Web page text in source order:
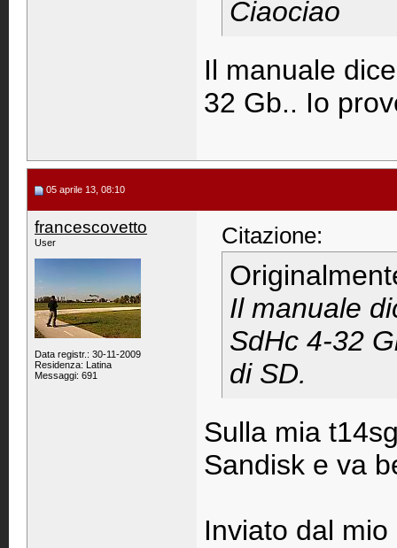
Ciaociao
Il manuale
32 Gb.. Io
05 aprile 13, 08:10
francescovetto
User
Data registr.: 30-11-2009
Residenza: Latina
Messaggi: 691
Citazione:
Il manuale
SdHc 4-32
di SD.
Sulla mia
Sandisk e va
Inviato dal